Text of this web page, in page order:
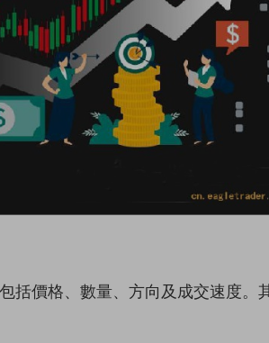
括價格、數量、方向及成交速度。